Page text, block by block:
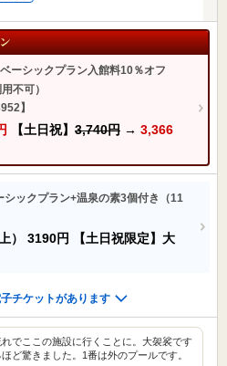
ーシックプラン入館料10％オフ
不可）
】
【土日祝】 3,740円 → 3,366
シックプラン+温泉の素3個付き（11
） 3190円
【土日祝限定】大
チケットがあります
でここの施設に行くことに。大袈裟です
ど驚きました。1番は外のプールです。